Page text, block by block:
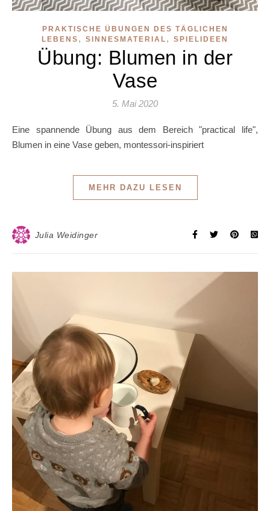
PRAKTISCHE ÜBUNGEN DES TÄGLICHEN
LEBENS , SINNESMATERIAL , SPIELIDEEN
Übung: Blumen in der
Vase
5. Mai 2020
Eine spannende Übung aus dem Bereich "practical life",
Blumen in eine Vase geben, montessori-inspiriert
MEHR DAZU LESEN
Julia Weidinger